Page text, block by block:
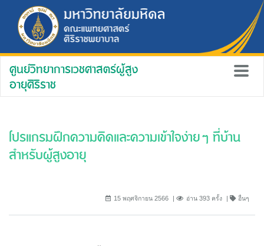
ศูนย์วิทยาการเวชศาสตร์ผู้สูง
อายุศิริราช
โปรแกรมฝึกความคิดและความเข้าใจง่ายๆ ที่บ้าน
สำหรับผู้สูงอายุ
15 พฤศจิกายน 2566 อ่าน 393 ครั้ง อื่นๆ